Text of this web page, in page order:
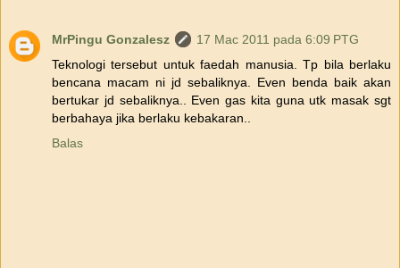
MrPingu Gonzalesz
17 Mac 2011 pada 6:09 PTG
Teknologi tersebut untuk faedah manusia. Tp bila berlaku
bencana macam ni jd sebaliknya. Even benda baik akan
bertukar jd sebaliknya.. Even gas kita guna utk masak sgt
berbahaya jika berlaku kebakaran..
Balas